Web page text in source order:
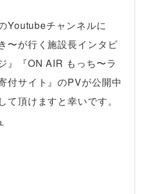
Youtubeチャンネルに
〜が行く施設長インタビ
』『ON AIR もっち〜ラ
付サイト』のPVが公開中
頂けますと幸いです。